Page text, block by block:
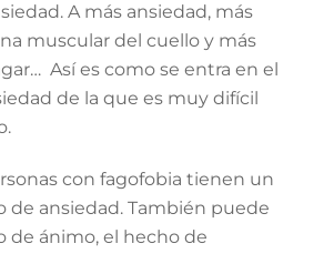
A más ansiedad, más
muscular del cuello y más
Así es como se entra en el
de la que es muy difícil
con fagofobia tienen un
de ansiedad. También puede
de ánimo, el hecho de